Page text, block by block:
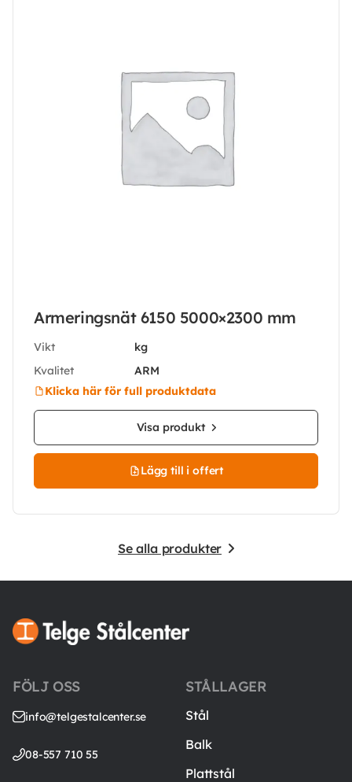
Armeringsnät 6150 5000×2300 mm
Vikt
kg
Kvalitet
ARM
Klicka här för full produktdata
Visa produkt
Lägg till i offert
Se alla produkter
FÖLJ OSS
info@telgestalcenter.se
08-557 710 55
STÅLLAGER
Stål
Balk
Plattstål